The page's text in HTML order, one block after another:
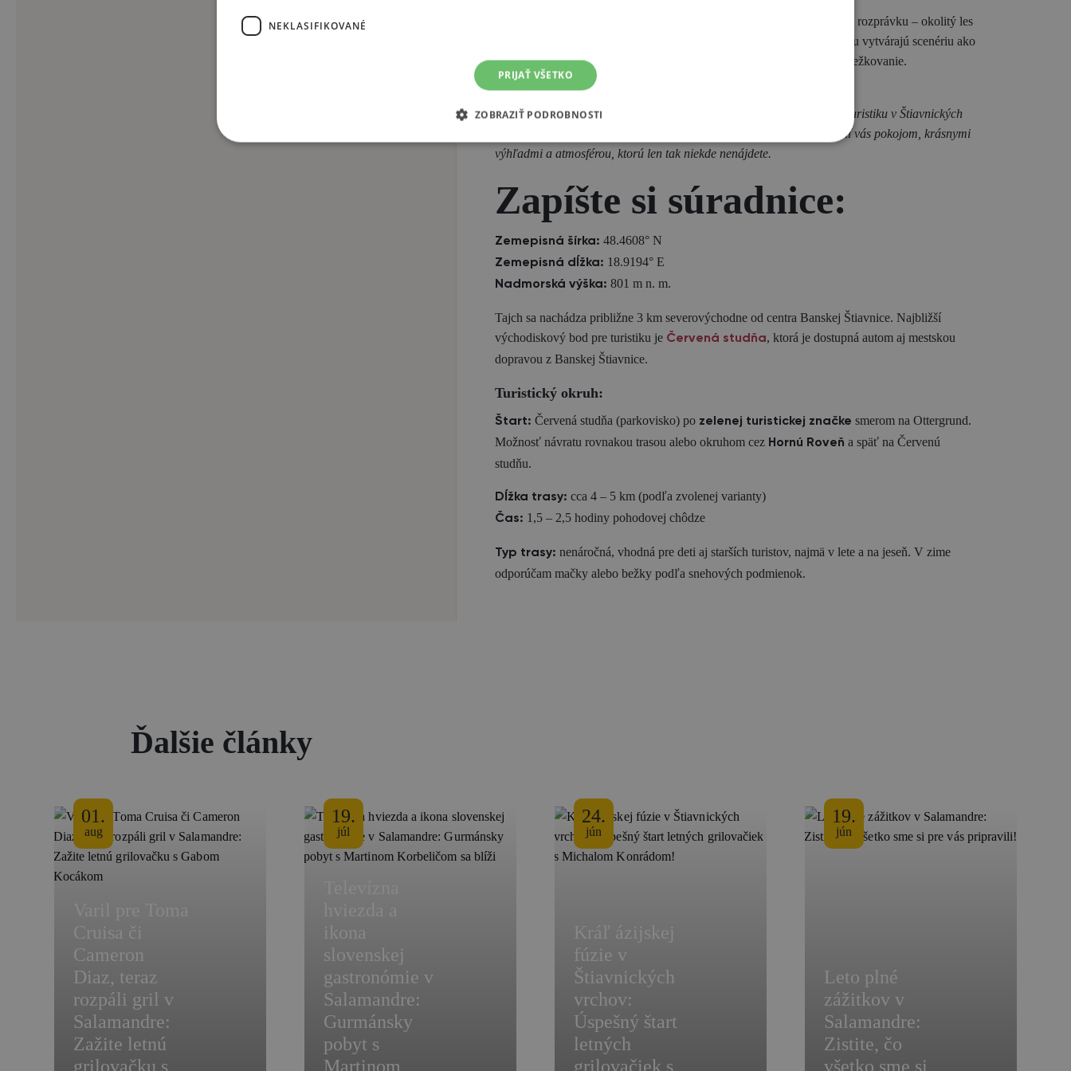
Ottergrund stojí za návštevu nielen v lete. V zime sa mení na zasneženú rozprávku – okolitý les
pokrytý bielym závojom, zamrznutá hladina jazera a pohľad na Kalváriu vytvárajú scenériu ako
z pohľadnice. Okolie je vhodné aj na nenáročné zimné prechádzky či bežkovanie.
Odporúčanie:
Ak plánujete výlet do Banskej Štiavnice alebo hľadáte nové miesta na turistiku v Štiavnických
vrchoch, určite si zapíšte tajch Ottergrund do svojho itinerára. Odmení vás pokojom, krásnymi
výhľadmi a atmosférou, ktorú len tak niekde nenájdete.
Zapíšte si súradnice:
Zemepisná šírka: 48.4608° N
Zemepisná dĺžka: 18.9194° E
Nadmorská výška: 801 m n. m.
Tajch sa nachádza približne 3 km severovýchodne od centra Banskej Štiavnice. Najbližší
východiskový bod pre turistiku je Červená studňa, ktorá je dostupná autom aj mestskou
dopravou z Banskej Štiavnice.
Turistický okruh:
Štart: Červená studňa (parkovisko) po zelenej turistickej značke smerom na Ottergrund.
Možnosť návratu rovnakou trasou alebo okruhom cez Hornú Roveň a späť na Červenú
studňu.
Dĺžka trasy: cca 4 – 5 km (podľa zvolenej varianty)
Čas: 1,5 – 2,5 hodiny pohodovej chôdze
Typ trasy: nenáročná, vhodná pre deti aj starších turistov, najmä v lete a na jeseň. V zime
odporúčam mačky alebo bežky podľa snehových podmienok.
Ďalšie články
01.
aug
Cruisa či
Cameron
Diaz, teraz
rozpáli gril v
Salamandre:
Zažite letnú
grilovačku s
19.
júl
ikona
slovenskej
gastronómie v
Salamandre:
Gurmánsky
pobyt s
Martinom
24.
jún
Kráľ ázijskej
fúzie v
Štiavnických
vrchov:
Úspešný štart
letných
grilovačiek s
19.
jún
Leto plné
zážitkov v
Salamandre:
Zistite, čo
všetko sme si
NEKLASIFIKOVANÉ
PRIJAŤ VŠETKO
ZOBRAZIŤ PODROBNOSTI